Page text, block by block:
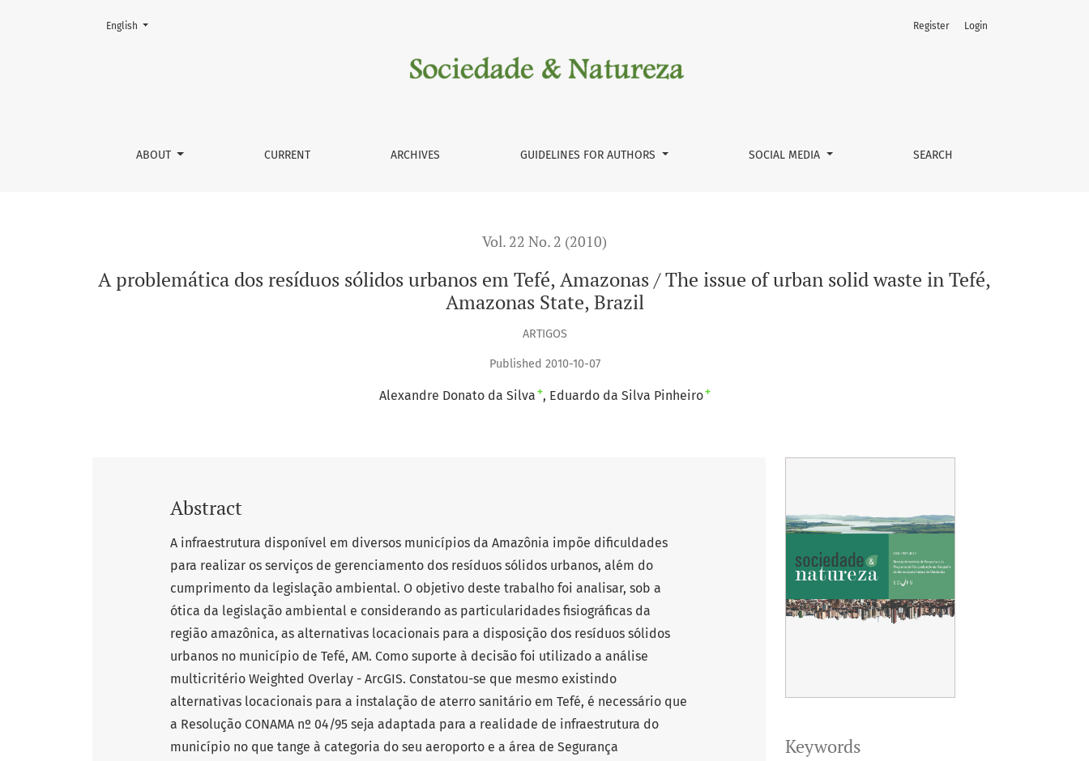
A problemática dos resíduos sólidos urbanos em Tefé, Amazonas / The issue of urban solid waste in Tefé, Amazonas State, Brazil
ABOUT CURRENT ARCHIVES GUIDELINES FOR AUTHORS SOCIAL MEDIA SEARCH
Register Login
Change the language. The current language is:
English
Vol. 22 No. 2 (2010)
A problemática dos resíduos sólidos urbanos em Tefé, Amazonas / The issue of urban solid waste in Tefé,
Amazonas State, Brazil
ARTIGOS
Published 2010-10-07
Alexandre Donato da Silva + Eduardo da Silva Pinheiro+
Keywords
Abstract
A infraestrutura disponível em diversos municípios da Amazônia impõe dificuldades
para realizar os serviços de gerenciamento dos resíduos sólidos urbanos, além do
cumprimento da legislação ambiental. O objetivo deste trabalho foi analisar, sob a
ótica da legislação ambiental e considerando as particularidades fisiográficas da
região amazônica, as alternativas locacionais para a disposição dos resíduos sólidos
urbanos no município de Tefé, AM. Como suporte à decisão foi utilizado a análise
multicritério Weighted Overlay - ArcGIS. Constatou-se que mesmo existindo
alternativas locacionais para a instalação de aterro sanitário em Tefé, é necessário que
a Resolução CONAMA nº 04/95 seja adaptada para a realidade de infraestrutura do
município no que tange à categoria do seu aeroporto e a área de Segurança